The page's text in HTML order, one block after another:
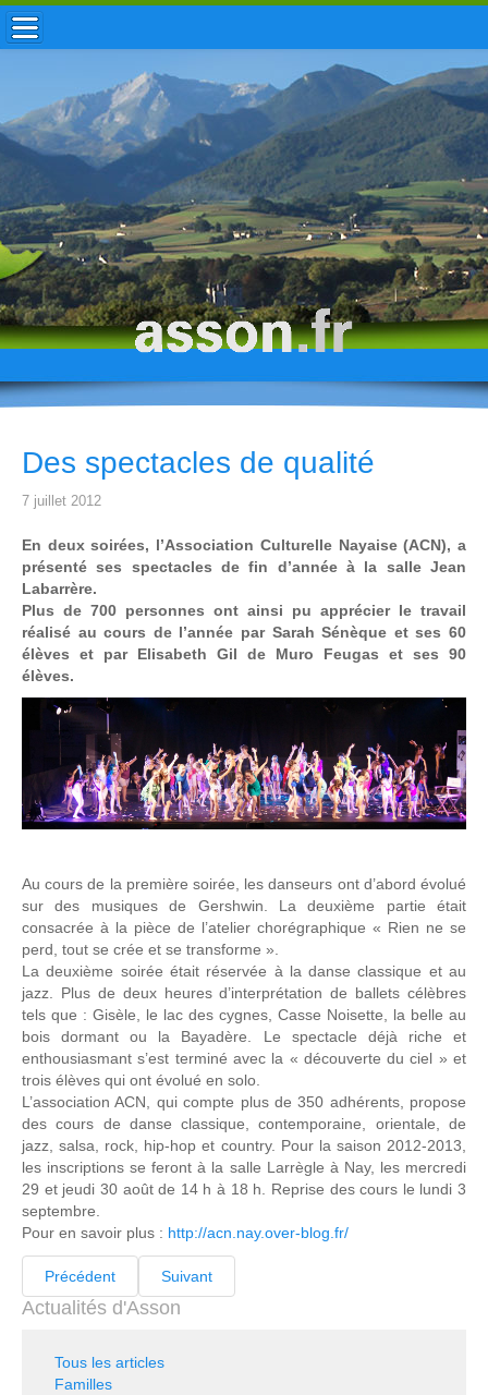
ACCUEIL / INFOS
MUNICIPALITÉ
VIE LOCALE
ENFANCE
TOURISME
HISTOIRE
Des spectacles de qualité
7 juillet 2012
En deux soirées, l’Association Culturelle Nayaise (ACN), a
présenté ses spectacles de fin d’année à la salle Jean
Labarrère.
Plus de 700 personnes ont ainsi pu apprécier le travail
réalisé au cours de l’année par Sarah Sénèque et ses 60
élèves et par Elisabeth Gil de Muro Feugas et ses 90
élèves.
Au cours de la première soirée, les danseurs ont d’abord évolué
sur des musiques de Gershwin. La deuxième partie était
consacrée à la pièce de l’atelier chorégraphique « Rien ne se
perd, tout se crée et se transforme ».
La deuxième soirée était réservée à la danse classique et au
jazz. Plus de deux heures d’interprétation de ballets célèbres
tels que : Gisèle, le lac des cygnes, Casse Noisette, la belle au
bois dormant ou la Bayadère. Le spectacle déjà riche et
enthousiasmant s’est terminé avec la « découverte du ciel » et
trois élèves qui ont évolué en solo.
L’association ACN, qui compte plus de 350 adhérents, propose
des cours de danse classique, contemporaine, orientale, de
jazz, salsa, rock, hip-hop et country. Pour la saison 2012-2013,
les inscriptions se feront à la salle Larrègle à Nay, les mercredi
29 et jeudi 30 août de 14 h à 18 h. Reprise des cours le lundi 3
septembre.
Pour en savoir plus : http://acn.nay.over-blog.fr/
Précédent Suivant
Actualités d'Asson
Tous les articles
Familles